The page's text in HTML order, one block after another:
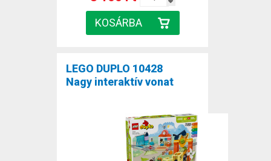
LEGO DUPLO 10428
Nagy interaktív vonat